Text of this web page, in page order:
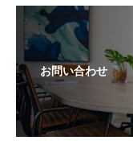
お問い合わせ